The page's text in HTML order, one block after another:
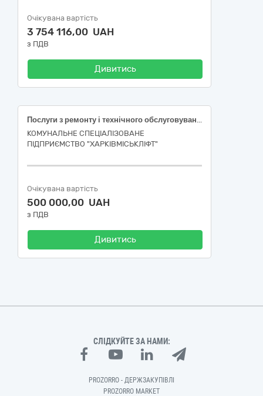
Очікувана вартість
3 754 116,00 UAH
з ПДВ
Дивитись
Послуги з ремонту і технічного обслуговування обладнання (код ДК 021:2015: 50530000-9 Послуги з ремонту і технічного обслуговування техніки)
КОМУНАЛЬНЕ СПЕЦІАЛІЗОВАНЕ
ПІДПРИЄМСТВО "ХАРКІВМІСЬКЛІФТ"
Очікувана вартість
500 000,00 UAH
з ПДВ
Дивитись
СЛІДКУЙТЕ ЗА НАМИ:
PROZORRO - ДЕРЖЗАКУПІВЛІ
PROZORRO MARKET